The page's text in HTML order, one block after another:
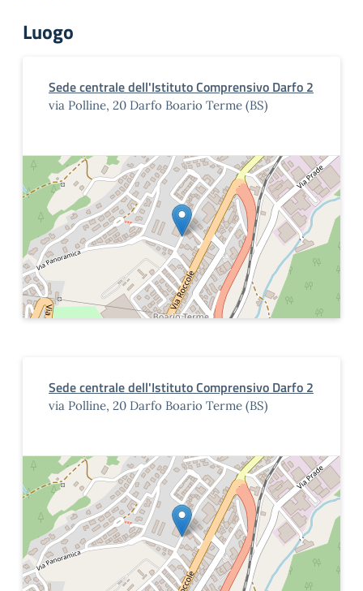
Luogo
Sede centrale dell'Istituto Comprensivo Darfo 2
via Polline, 20 Darfo Boario Terme (BS)
Sede centrale dell'Istituto Comprensivo Darfo 2
via Polline, 20 Darfo Boario Terme (BS)